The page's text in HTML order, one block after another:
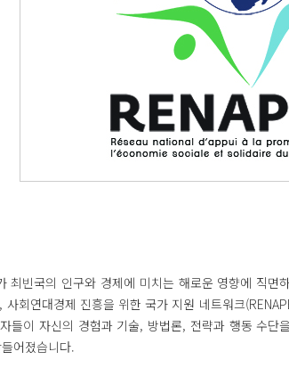
최빈국의 인구와 경제에 미치는 해로운 영향에 직
사회연대경제 진흥을 위한 국가 지원 네트워크
들이 자신의 경험과 기술, 방법론, 전략과 행동 수단
어졌습니다.